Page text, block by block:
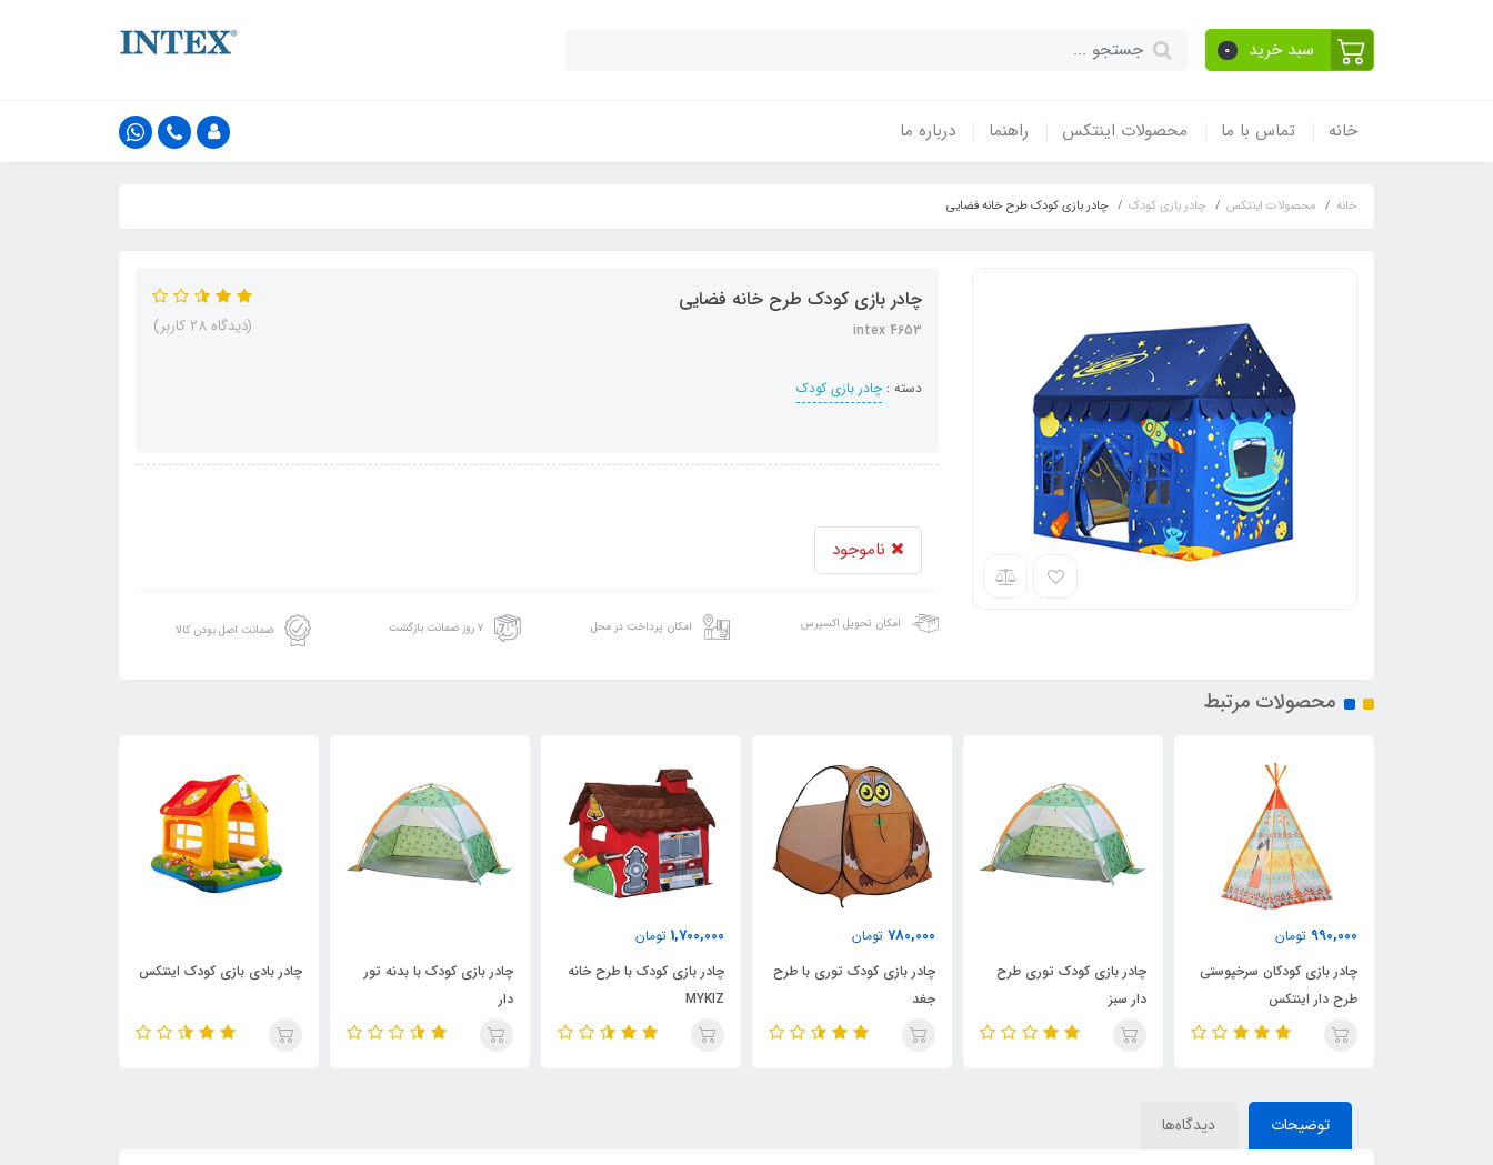
سبد خرید 0
خانه تماس با ما محصولات اینتکس راهنما درباره ما
خانه محصولات اینتکس چادر بازی کودک چادر بازی کودک طرح خانه فضایی
چادر بازی کودک طرح خانه فضایی
intex 4653
دسته : چادر بازی کودک
(دیدگاه 28 کاربر)
ناموجود
امکان تحویل اکسپرس امکان پرداخت در محل ۷ روز ضمانت بازگشت ضمانت اصل بودن کالا
محصولات مرتبط
990,000 تومان
چادر بازی کودکان سرخپوستی
طرح دار اینتکس
چادر بازی کودک توری طرح
دار سبز
780,000 تومان
چادر بازی کودک توری با طرح
1,700,000 تومان
چادر بازی کودک با طرح خانه
MYKIZ
چادر بازی کودک با بدنه تور
چادر بادی بازی کودک اینتکس
توضیحات دیدگاه‌ها